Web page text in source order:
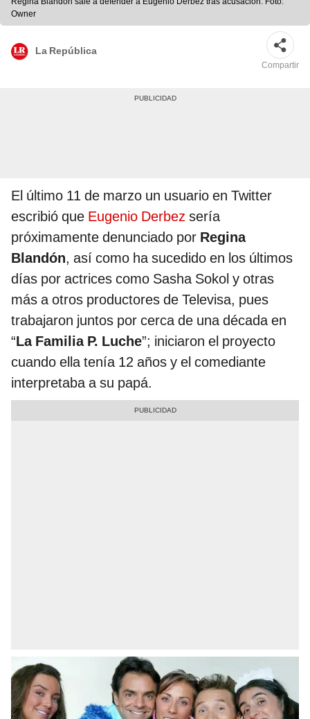
Owner
La República
Compartir
El último 11 de marzo un usuario en Twitter
escribió que Eugenio Derbez sería
próximamente denunciado por Regina
Blandón, así como ha sucedido en los últimos
días por actrices como Sasha Sokol y otras
más a otros productores de Televisa, pues
trabajaron juntos por cerca de una década en
“La Familia P. Luche”; iniciaron el proyecto
cuando ella tenía 12 años y el comediante
interpretaba a su papá.